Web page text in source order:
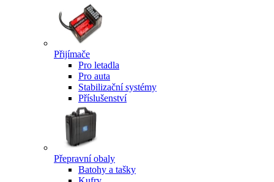
Přijímače
Pro letadla
Pro auta
Stabilizační systémy
Příslušenství
Přepravní obaly
Batohy a tašky